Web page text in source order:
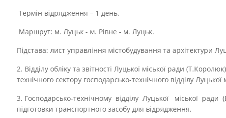
Термін відрядження – 1 день.
Маршрут: м. Луцьк - м. Рівне - м. Луцьк.
Підстава: лист управління містобудування та архітектури
2. Відділу обліку та звітності Луцької міської ради
технічного сектору господарсько-технічного відділу
3. Господарсько-технічному відділу Луцької міської ради
підготовки транспортного засобу для відрядження.